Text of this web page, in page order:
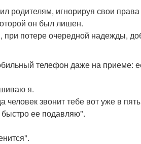
родителям, игнорируя свои
он был лишен.
потере очередной надежды,
телефон даже на приеме:
я.
человек звонит тебе вот уже в
быстро ее подавляю".